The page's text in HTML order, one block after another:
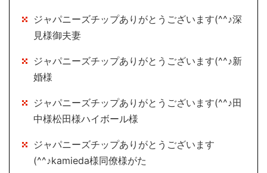
ジャパニーズチップありがとうございます(^^♪深
見様御夫妻
ジャパニーズチップありがとうございます(^^♪新
婚様
ジャパニーズチップありがとうございます(^^♪田
中様松田様ハイボール様
ジャパニーズチップありがとうございます
(^^♪kamieda様同僚様がた